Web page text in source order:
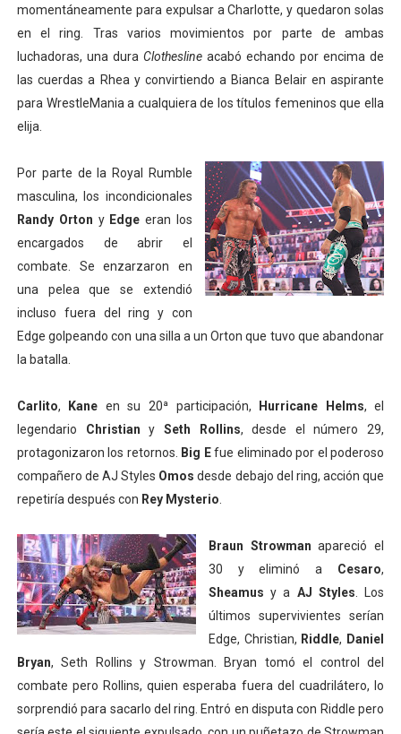
momentáneamente para expulsar a Charlotte, y quedaron solas
en el ring. Tras varios movimientos por parte de ambas
luchadoras, una dura Clotheslineacabó echando por encima de
las cuerdas a Rhea y convirtiendo a Bianca Belair en aspirante
para WrestleMania a cualquiera de los títulos femeninos que ella
elija.
Por parte de la Royal Rumble
masculina, los incondicionales
Randy Orton y Edge eran los
encargados de abrir el
combate. Se enzarzaron en
una pelea que se extendió
incluso fuera del ring y con
Edge golpeando con una silla a un Orton que tuvo que abandonar
la batalla.
Carlito, Kane en su 20ª participación, Hurricane Helms, el
legendario Christian y Seth Rollins, desde el número 29,
protagonizaron los retornos.
Big Efue eliminado por el poderoso
compañero de AJ Styles Omos desde debajo del ring, acción que
repetiría después con Rey Mysterio
Braun Strowman apareció el
30 y eliminó a Cesaro,
Sheamus y a AJ Styles . Los
últimos supervivientes serían
Edge, Christian, Riddle, Daniel
Bryan, Seth Rollins y Strowman. Bryan tomó el control del
combate pero Rollins, quien esperaba fuera del cuadrilátero, lo
sorprendió para sacarlo del ring. Entró en disputa con Riddle pero